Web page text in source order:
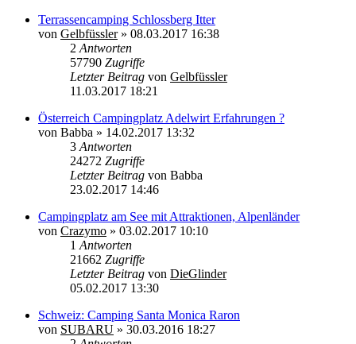
Terrassencamping Schlossberg Itter
von Gelbfüssler» 08.03.2017 16:38
2 Antworten
57790 Zugriffe
Letzter Beitrag von Gelbfüssler
11.03.2017 18:21
Österreich Campingplatz Adelwirt Erfahrungen ?
von Babba » 14.02.2017 13:32
3 Antworten
24272 Zugriffe
Letzter Beitrag von Babba
23.02.2017 14:46
Campingplatz am See mit Attraktionen, Alpenländer
von Crazymo » 03.02.2017 10:10
1 Antworten
21662 Zugriffe
Letzter Beitrag von DieGlinder
05.02.2017 13:30
Schweiz: Camping Santa Monica Raron
von SUBARU » 30.03.2016 18:27